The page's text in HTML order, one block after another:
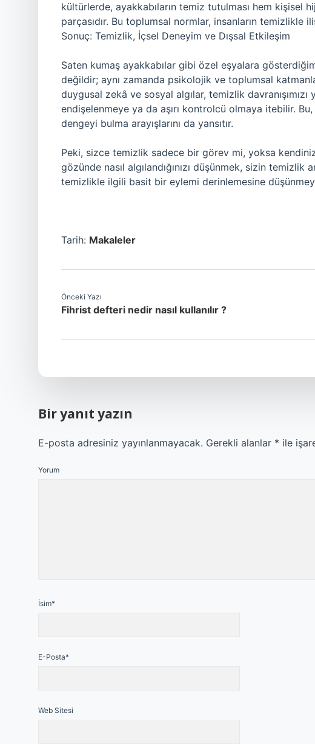
kültürlerde, ayakkabıların temiz tutulması hem kişisel
parçasıdır. Bu toplumsal normlar, insanların temizlikle
Sonuç: Temizlik, İçsel Deneyim ve Dışsal Etkileşim
Saten kumaş ayakkabılar gibi özel eşyalara
değildir; aynı zamanda psikolojik ve toplumsal
duygusal zekâ ve sosyal algılar, temizlik
endişelenmeye ya da aşırı kontrolcü olmaya itebilir. Bu,
dengeyi bulma arayışlarını da yansıtır.
Peki, sizce temizlik sadece bir görev mi, yoksa
gözünde nasıl algılandığınızı düşünmek, sizin temizlik
temizlikle ilgili basit bir eylemi derinlemesine
Tarih: Makaleler
Önceki Yazı
Fihrist defteri nedir nasıl kullanılır ?
Bir yanıt yazın
E-posta adresiniz yayınlanmayacak. Gerekli alanlar * ile
Yorum
İsim*
E-Posta*
Web Sitesi